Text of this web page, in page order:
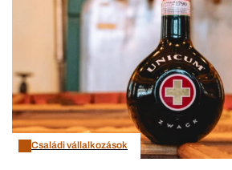
Családi vállalkozások